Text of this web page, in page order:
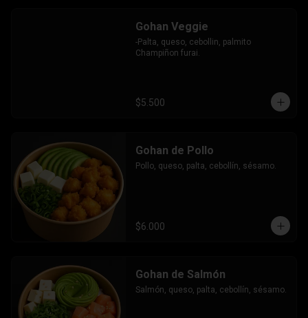
Gohan Veggie
-Palta, queso, cebollin, palmito
Champiñon furai.
$5.500
Gohan de Pollo
Pollo, queso, palta, cebollín, sésamo.
$6.000
Gohan de Salmón
Salmón, queso, palta, cebollín, sésamo.